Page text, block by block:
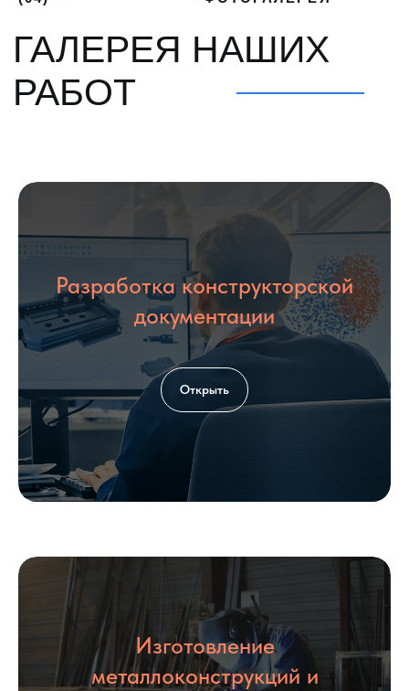
Разработка конструкторской
документации
Открыть
Изготовление
металлоконструкций и
ПОЛУЧИТЕ
ЛУЧШИЕ
УСЛОВИЯ
mk@severgarant.com
предложение от вашего
поставщика и мы его перебьём
Загрузить файл со сметой
Add file
Согласен с политикой
обработки
персональных данных
Оставить заявку